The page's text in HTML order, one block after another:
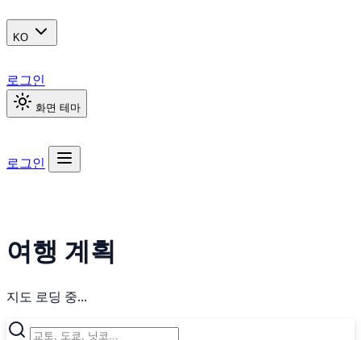
KO
로그인
화면 테마
로그인
여행 계획
지도 로딩 중...